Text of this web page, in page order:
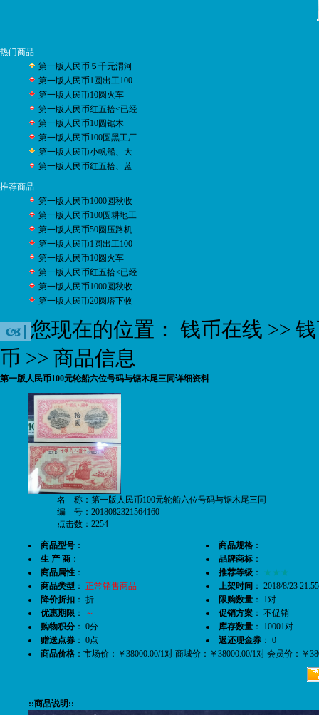
热门商品
第一版人民币５千元渭河
第一版人民币1圆出工100
第一版人民币10圆火车
第一版人民币红五拾<已经
第一版人民币10圆锯木
第一版人民币100圆黑工厂
第一版人民币小帆船、大
第一版人民币红五拾、蓝
推荐商品
第一版人民币1000圆秋收
第一版人民币100圆耕地工
第一版人民币50圆压路机
第一版人民币1圆出工100
第一版人民币10圆火车
第一版人民币红五拾<已经
第一版人民币1000圆秋收
第一版人民币20圆塔下牧
您现在的位置： 钱币在线 >>
币 >> 商品信息
第一版人民币100元轮船六位号码与锯木尾三同详细资料
名 称：第一版人民币100元轮船六位号码与锯木尾三同
编 号：2018082321564160
点击数：2254
商品型号 ：
生 产 商 ：
商品属性 ：
商品类型 ： 正常销售商品
降价折扣 ： 折
优惠期限 ：
～
购物积分 ： 0分
赠送点券 ： 0点
商品规格 ：
品牌商标 ：
推荐等级 ：
★★★
上架时间 ： 2018/8/23
限购数量 ： 1对
促销方案 ： 不促销
库存数量 ： 10001对
返还现金券 ： 0
商品价格 ：市场价：￥38000.00/1对 商城价：￥38000.00/1对 会员价：￥
::商品说明::